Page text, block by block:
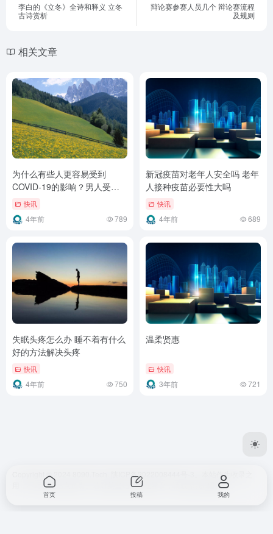
李白的《立冬》全诗和释义 立冬
古诗赏析
辩论赛参赛人员几个 辩论赛流程
及规则
相关文章
为什么有些人更容易受到
COVID-19的影响？男人受
COVID-19伤害更深吗
快讯
4年前 789
新冠疫苗对老年人安全吗 老年
人接种疫苗必要性大吗
快讯
4年前 689
失眠头疼怎么办 睡不着有什么
好的方法解决头疼
快讯
4年前 750
温柔贤惠
快讯
3年前 721
Copyright © 2024 8090.Tech. 陕ICP备2022008444号-3
。本站作为收录之
用，不对任何站点负责。若对某些站点存在异议，请联系我们删除。
首页 投稿 我的